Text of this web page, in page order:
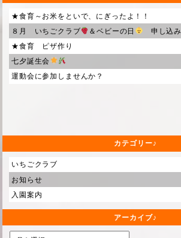
★食育～お米をといで、にぎったよ！！
８月 いちごクラブ
＆ベビーの日
申し込み
★食育 ピザ作り
七夕誕生会
運動会に参加しませんか？
カテゴリー
いちごクラブ
お知らせ
入園案内
アーカイブ